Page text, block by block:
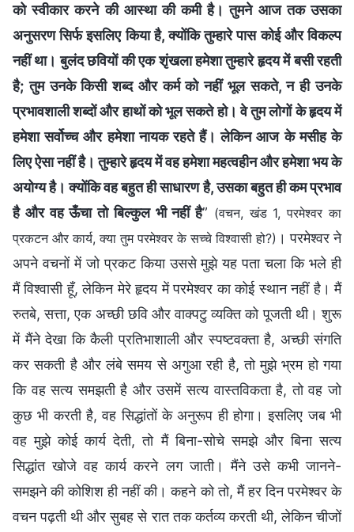
को स्वीकार करने की आस्था की कमी है। तुमने आज तक उसका
अनुसरण सिर्फ इसलिए किया है, क्योंकि तुम्हारे पास कोई और विकल्प
नहीं था। बुलंद छवियों की एक शृंखला हमेशा तुम्हारे हृदय में बसी रहती
है; तुम उनके किसी शब्द और कर्म को नहीं भूल सकते, न ही उनके
प्रभावशाली शब्दों और हाथों को भूल सकते हो। वे तुम लोगों के हृदय में
हमेशा सर्वोच्च और हमेशा नायक रहते हैं। लेकिन आज के मसीह के
लिए ऐसा नहीं है। तुम्हारे हृदय में वह हमेशा महत्वहीन और हमेशा भय के
अयोग्य है। क्योंकि वह बहुत ही साधारण है, उसका बहुत ही कम प्रभाव
है और वह ऊँचा तो बिल्कुल भी नहीं है” (वचन, खंड 1, परमेश्वर का
प्रकटन और कार्य, क्या तुम परमेश्वर के सच्चे विश्वासी हो?) । परमेश्वर ने
अपने वचनों में जो प्रकट किया उससे मुझे यह पता चला कि भले ही
मैं विश्वासी हूँ, लेकिन मेरे हृदय में परमेश्वर का कोई स्थान नहीं है। मैं
रुतबे, सत्ता, एक अच्छी छवि और वाक्पटु व्यक्ति को पूजती थी। शुरू
में मैंने देखा कि कैली प्रतिभाशाली और स्पष्टवक्ता है, अच्छी संगति
कर सकती है और लंबे समय से अगुआ रही है, तो मुझे भ्रम हो गया
कि वह सत्य समझती है और उसमें सत्य वास्तविकता है, तो वह जो
कुछ भी करती है, वह सिद्धांतों के अनुरूप ही होगा। इसलिए जब भी
वह मुझे कोई कार्य देती, तो मैं बिना-सोचे समझे और बिना सत्य
सिद्धांत खोजे वह कार्य करने लग जाती। मैंने उसे कभी जानने-
समझने की कोशिश ही नहीं की। कहने को तो, मैं हर दिन परमेश्वर के
वचन पढ़ती थी और सुबह से रात तक कर्तव्य करती थी, लेकिन चीजों